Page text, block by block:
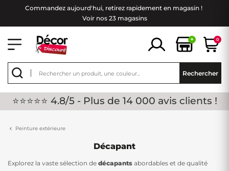
Commandez aujourd'hui, retirez rapidement en magasin !
Voir nos 23 magasins
+ 0
Rechercher
⭐⭐⭐⭐⭐ 4.8/5 - Plus de 14 000 avis clients !
Peinture extérieure
Décapant
Explorez la vaste sélection de décapants abordables et de qualité